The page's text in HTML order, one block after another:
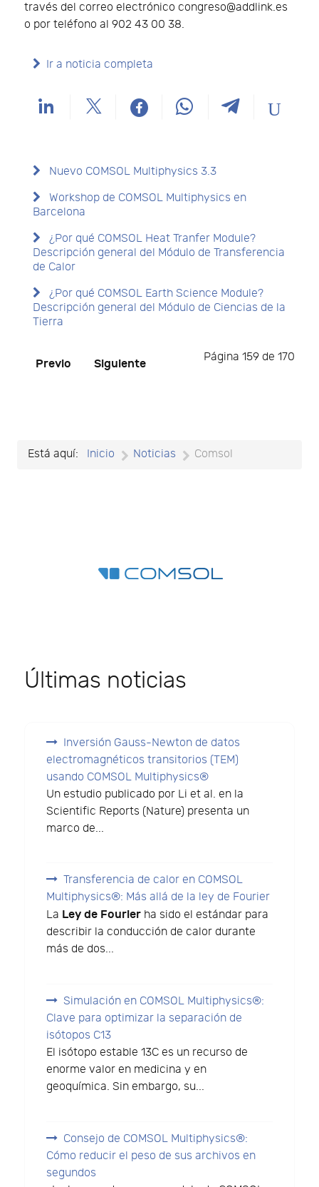
través del correo electrónico congreso@addlink.es
o por teléfono al 902 43 00 38.
Ir a noticia completa
Nuevo COMSOL Multiphysics 3.3
Workshop de COMSOL Multiphysics en
Barcelona
¿Por qué COMSOL Heat Tranfer Module?
Descripción general del Módulo de Transferencia
de Calor
¿Por qué COMSOL Earth Science Module?
Descripción general del Módulo de Ciencias de la
Tierra
Página 159 de 170
Previo Siguiente
Está aquí: Inicio Noticias Comsol
Últimas noticias
Inversión Gauss-Newton de datos
electromagnéticos transitorios (TEM)
usando COMSOL Multiphysics®
Un estudio publicado por Li et al. en la
Scientific Reports (Nature) presenta un
marco de...
Transferencia de calor en COMSOL
Multiphysics®: Más allá de la ley de Fourier
La Ley de Fourier ha sido el estándar para
describir la conducción de calor durante
más de dos...
Simulación en COMSOL Multiphysics®:
Clave para optimizar la separación de
isótopos C13
El isótopo estable 13C es un recurso de
enorme valor en medicina y en
geoquímica. Sin embargo, su...
Consejo de COMSOL Multiphysics®:
Cómo reducir el peso de sus archivos en
segundos